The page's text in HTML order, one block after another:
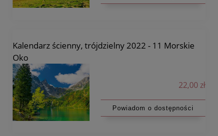
Kalendarz ścienny, trójdzielny 2022 - 11 Morskie
Oko
22,00 zł
Powiadom o dostępności